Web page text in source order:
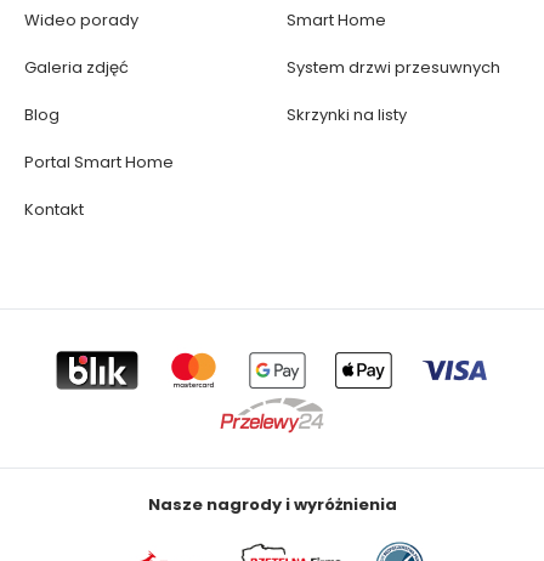
Wideo porady
Galeria zdjęć
Blog
Portal Smart Home
Kontakt
Smart Home
System drzwi przesuwnych
Skrzynki na listy
Nasze nagrody i wyróżnienia